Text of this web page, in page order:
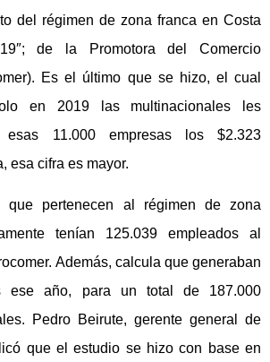
del régimen de zona franca en Costa
de la Promotora del Comercio
Es el último que se hizo, el cual
en 2019 las multinacionales les
esas 11.000 empresas los $2.323
esa cifra es mayor.
que pertenecen al régimen de zona
tenían 125.039 empleados al
Además, calcula que generaban
ese año, para un total de 187.000
Pedro Beirute, gerente general de
que el estudio se hizo con base en